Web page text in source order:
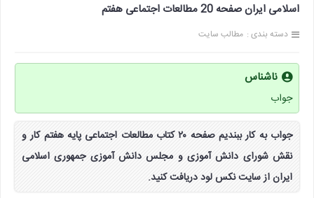
اسلامی ایران صفحه 20 مطالعات اجتماعی هفتم
دسته بندی : مطالب سایت
ناشناس
جواب
جواب به کار ببندیم صفحه ۲۰ کتاب مطالعات اجتماعی پایه هفتم کار و
نقش شورای دانش آموزی و مجلس دانش آموزی جمهوری اسلامی
ایران از سایت نکس لود دریافت کنید.